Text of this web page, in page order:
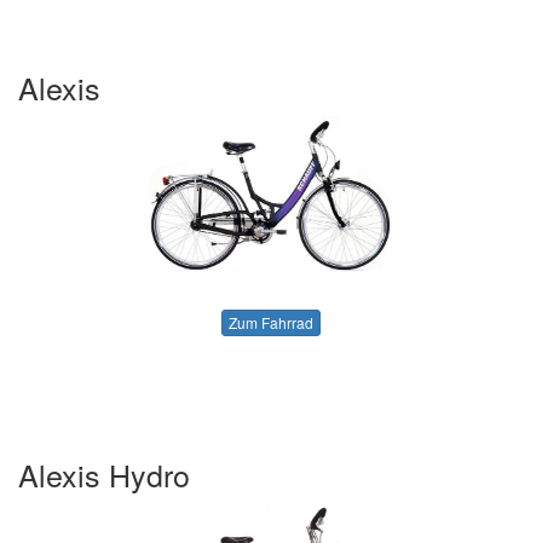
Alexis
Zum Fahrrad
Alexis Hydro